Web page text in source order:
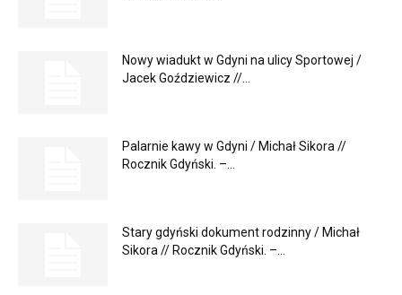
Nowy wiadukt w Gdyni na ulicy Sportowej /
Jacek Goździewicz //...
Palarnie kawy w Gdyni / Michał Sikora //
Rocznik Gdyński. –...
Stary gdyński dokument rodzinny / Michał
Sikora // Rocznik Gdyński. –...